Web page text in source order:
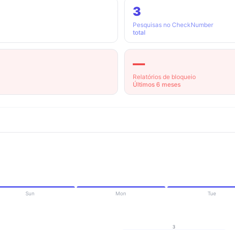
3
Pesquisas no CheckNumber
total
—
Relatórios de bloqueio
Últimos 6 meses
Sun Mon Tue
3